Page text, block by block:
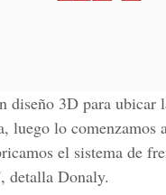
diseño 3D para ubicar
luego lo comenzamos
el sistema de
detalla Donaly.